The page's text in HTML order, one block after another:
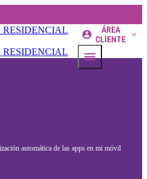
ÁREA
CLIENTE
automática de las apps en mi móvil